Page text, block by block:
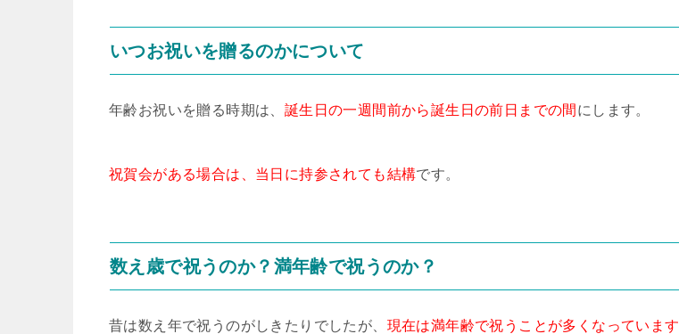
いつお祝いを贈るのかについて
年齢お祝いを贈る時期は、 誕生日の一週間前から誕生日の前日までの間 にします。
祝賀会がある場合は、当日に持参されても結構です。
数え歳で祝うのか？満年齢で祝うのか？
昔は数え年で祝うのがしきたりでしたが、 現在は満年齢で祝うことが多くなっています